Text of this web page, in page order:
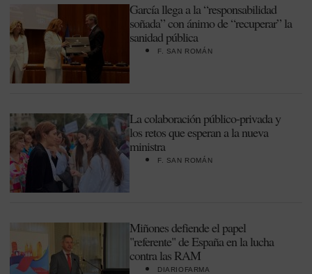
García llega a la “responsabilidad
soñada” con ánimo de “recuperar” la
sanidad pública
F. SAN ROMÁN
La colaboración público-privada y
los retos que esperan a la nueva
ministra
F. SAN ROMÁN
Miñones defiende el papel
"referente" de España en la lucha
contra las RAM
DIARIOFARMA